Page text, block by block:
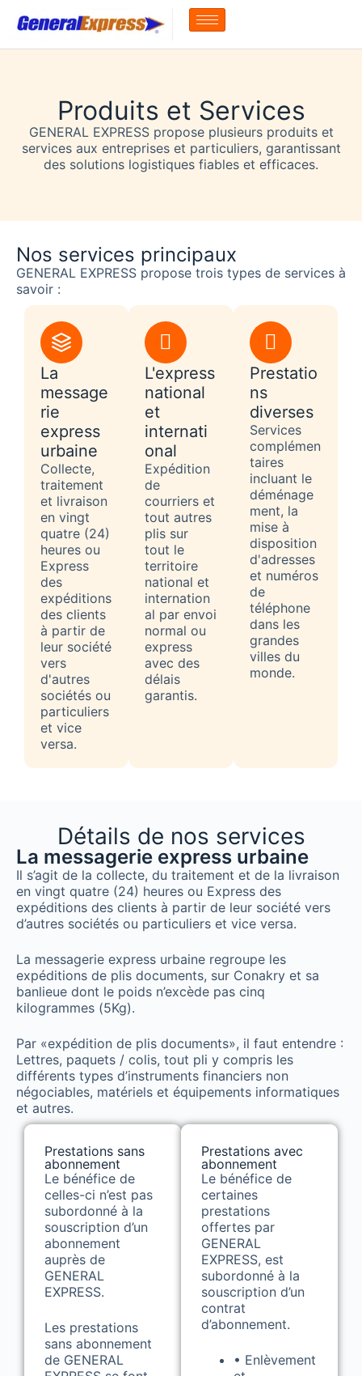
Produits et Services
GENERAL EXPRESS propose plusieurs produits et
services aux entreprises et particuliers, garantissant
des solutions logistiques fiables et efficaces.
Nos services principaux
GENERAL EXPRESS propose trois types de services à
savoir :
La
message
rie
express
urbaine
Collecte,
traitement
et livraison
en vingt
quatre (24)
heures ou
Express
des
expéditions
des clients
à partir de
leur société
vers
d'autres
sociétés ou
particuliers
et vice
versa.
L'express
national
et
internati
onal
Expédition
de
courriers et
tout autres
plis sur
tout le
territoire
national et
internation
al par envoi
normal ou
express
avec des
délais
garantis.
Prestatio
ns
diverses
Services
complémen
taires
incluant le
déménage
ment, la
mise à
disposition
d'adresses
et numéros
de
téléphone
dans les
grandes
villes du
monde.
Détails de nos services
La messagerie express urbaine
Il s’agit de la collecte, du traitement et de la livraison
en vingt quatre (24) heures ou Express des
expéditions des clients à partir de leur société vers
d’autres sociétés ou particuliers et vice versa.
La messagerie express urbaine regroupe les
expéditions de plis documents, sur Conakry et sa
banlieue dont le poids n’excède pas cinq
kilogrammes (5Kg).
Par «expédition de plis documents», il faut entendre :
Lettres, paquets / colis, tout pli y compris les
différents types d’instruments financiers non
négociables, matériels et équipements informatiques
et autres.
Prestations sans
abonnement
Le bénéfice de
celles-ci n’est pas
subordonné à la
souscription d’un
abonnement
auprès de
GENERAL
EXPRESS.
Les prestations
sans abonnement
de GENERAL
Prestations avec
abonnement
Le bénéfice de
certaines
prestations
offertes par
GENERAL
EXPRESS, est
subordonné à la
souscription d’un
contrat
d’abonnement.
• Enlèvement